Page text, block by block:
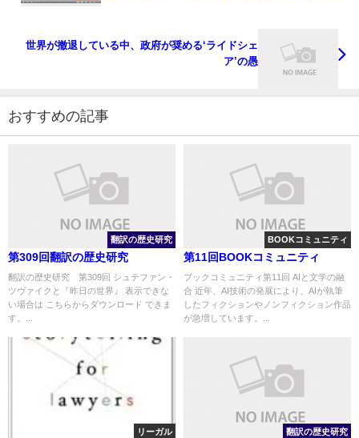
世界が撤退している中、政府が奨める‘ライドシェ
ア’の愚
おすすめの記事
翻訳の歴史研究
第309回翻訳の歴史研究
翻訳の歴史研究 第309回 シュテファン・
ツヴァイクと『昨日の世界』 表示できな
い場合は こちらからダウンロード できま
す。...
BOOKコミュニティ
第11回BOOKコミュニティ
ブックコミュニティ第11回 AIと文学の融
合 近年、AI技術の発展により、AIが執筆
したフィクションやノンフィクション作品
が急増しています。...
リーガル 翻訳の歴史研究